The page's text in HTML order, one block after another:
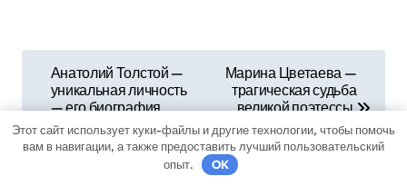
а
в
Анатолий Толстой —
уникальная личность
— его биография,
достижения и вклад
в различные сферы
общественной жизни
Марина Цветаева —
трагическая судьба
великой поэтессы,
роковая любовь и
загадочная смерть
Этот сайт использует куки-файлы и другие технологии, чтобы помочь
вам в навигации, а также предоставить лучший пользовательский
опыт.
OK